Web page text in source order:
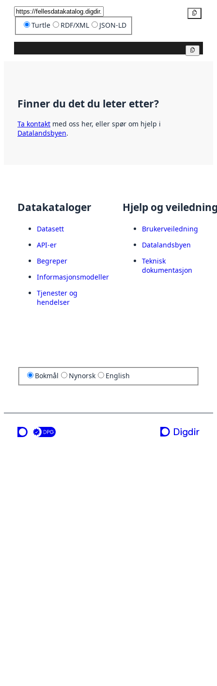
Turtle RDF/XML JSON-LD
Finner du det du leter etter?
Ta kontakt med oss her, eller spør om hjelp i
Datalandsbyen.
Datakataloger
Datasett
API-er
Begreper
Informasjonsmodeller
Tjenester og
hendelser
Hjelp og
Brukerveiledning
Datalandsbyen
Teknisk
dokumentasjon
Bokmål Nynorsk English